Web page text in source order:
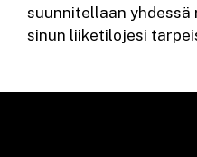
suunnitellaan yhdessä
sinun liiketilojesi